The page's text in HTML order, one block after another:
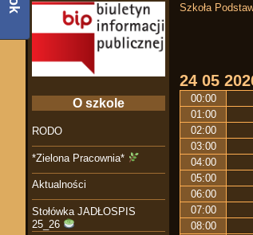
Szkoła
24 05
00:00
01:00
02:00
03:00
04:00
05:00
06:00
07:00
08:00
O szkole
RODO
*Zielona Pracownia*
Aktualności
Stołówka JADŁOSPIS
25_26